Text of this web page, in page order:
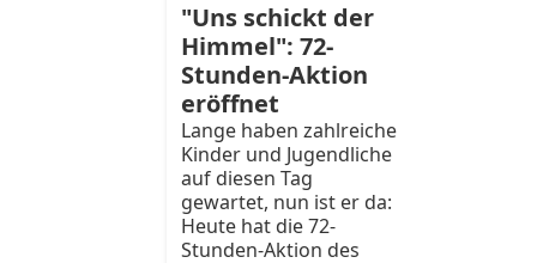
"Uns schickt der
Himmel": 72-
Stunden-Aktion
eröffnet
Lange haben zahlreiche
Kinder und Jugendliche
auf diesen Tag
gewartet, nun ist er da:
Heute hat die 72-
Stunden-Aktion des